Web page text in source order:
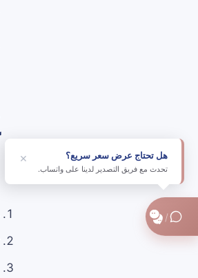
هل تحتاج عرض سعر سريع؟
تحدث مع فريق التصدير لدينا على واتساب.
×
/